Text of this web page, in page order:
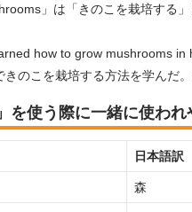
」は「きのこを栽培する
how to grow mushrooms in
きのこを栽培する方法を学んだ。
を使う際に一緒に使わ
日本語訳
森